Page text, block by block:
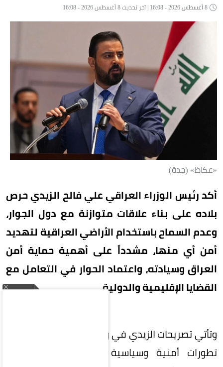
«عكاظ» (جدة)
أكد رئيس الوزراء العراقي علي فالح الزيدي حرص
بلاده على بناء علاقات متوازنة مع دول الجوار،
وعدم السماح باستخدام الأراضي العراقية لتهديد
أمن أي منها، مشدداً على أهمية حماية أمن
العراق وسيادته، واعتماد الحوار في التعامل مع
القضايا الإقليمية والدولية.
وتأتي تصريحات الزيدي في وقت تشهد فيه المنطقة
تطورات أمنية وسياسية متسارعة، وسط مساعٍ